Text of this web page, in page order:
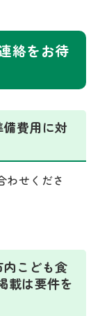
絡をお待
費用に対
わせくださ
こども食
載は要件を